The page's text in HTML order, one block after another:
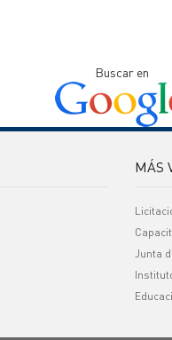
Buscar en
MÁS
Junta